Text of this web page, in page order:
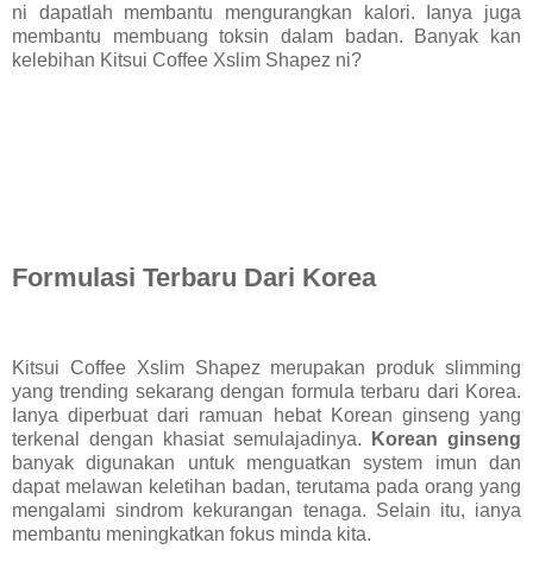
ni dapatlah membantu mengurangkan kalori. Ianya juga
membantu membuang toksin dalam badan. Banyak kan
kelebihan Kitsui Coffee Xslim Shapez ni?
Formulasi Terbaru Dari Korea
Kitsui Coffee Xslim Shapez merupakan produk slimming
yang trending sekarang dengan formula terbaru dari Korea.
Ianya diperbuat dari ramuan hebat Korean ginseng yang
terkenal dengan khasiat semulajadinya.
Korean ginseng
banyak digunakan untuk menguatkan system imun dan
dapat melawan keletihan badan, terutama pada orang yang
mengalami sindrom kekurangan tenaga. Selain itu, ianya
membantu meningkatkan fokus minda kita.